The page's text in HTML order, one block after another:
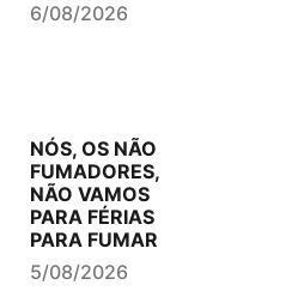
6/08/2026
NÓS, OS NÃO
FUMADORES,
NÃO VAMOS
PARA FÉRIAS
PARA FUMAR
5/08/2026